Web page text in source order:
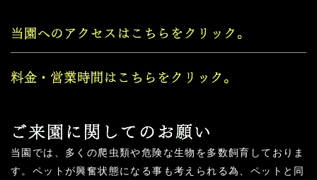
当園では、多くの爬虫類や危険な生物を多数飼育しておりま
す。ペットが興奮状態になる事も考えられる為、ペットと同